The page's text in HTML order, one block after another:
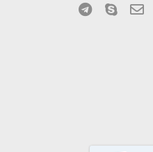
Telegram
Skype